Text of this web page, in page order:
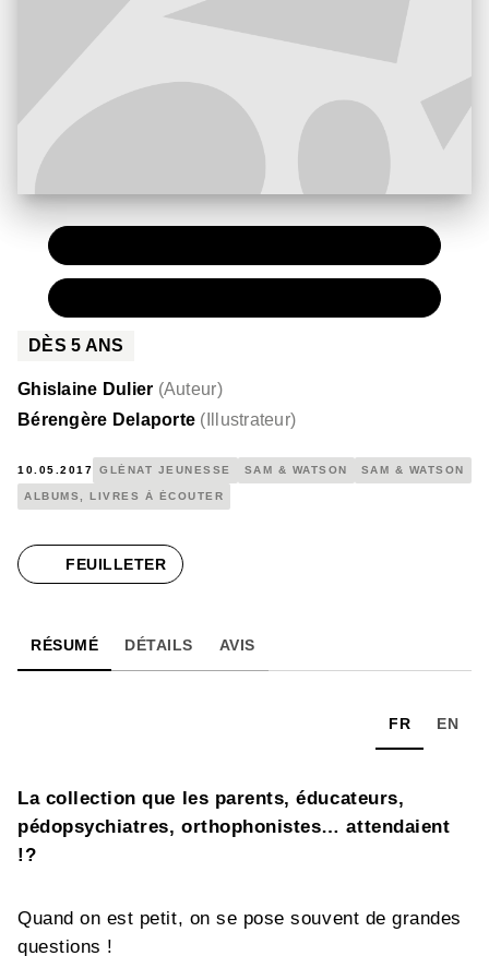
DÈS5 ANS
Ghislaine Dulier (Auteur)
Bérengère Delaporte ( Illustrateur)
10.05.2017 GLÉNAT JEUNESSE SAM & WATSON SAM & WATSON
ALBUMS, LIVRES À ÉCOUTER
FEUILLETER
RÉSUMÉ DÉTAILS AVIS
FR EN
La collection que les parents, éducateurs,
pédopsychiatres, orthophonistes… attendaient
!?
Quand on est petit, on se pose souvent de grandes
questions !